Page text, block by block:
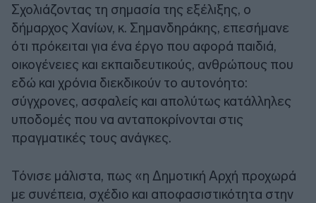
Σχολιάζοντας τη σημασία της εξέλιξης, ο
δήμαρχος Χανίων, κ. Σημανδηράκης, επεσήμανε
ότι πρόκειται για ένα έργο που αφορά παιδιά,
οικογένειες και εκπαιδευτικούς, ανθρώπους που
εδώ και χρόνια διεκδικούν το αυτονόητο:
σύγχρονες, ασφαλείς και απολύτως κατάλληλες
υποδομές που να ανταποκρίνονται στις
πραγματικές τους ανάγκες.
Τόνισε μάλιστα, πως «η Δημοτική Αρχή προχωρά
με συνέπεια, σχέδιο και αποφασιστικότητα στην